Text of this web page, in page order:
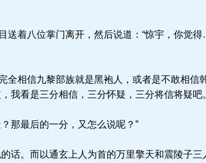
送着八位掌门离开，然后说道：“惊宇，你觉
相信九黎部族就是黑袍人，或者是不敢相信
我看是三分相信，三分怀疑，三分将信将疑吧
那最后的一分，又怎么说呢？”
话。而以通玄上人为首的万里擎天和震陵子三